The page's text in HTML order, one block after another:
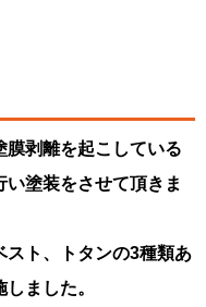
膜剥離を起こしている
塗装をさせて頂きま
スト、トタンの3種類あ
ました。